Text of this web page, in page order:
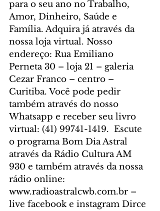
para o seu ano no Trabalho,
Amor, Dinheiro, Saúde e
Família. Adquira já através da
nossa loja virtual. Nosso
endereço: Rua Emiliano
Perneta 30 – loja 21 – galeria
Cezar Franco – centro –
Curitiba. Você pode pedir
também através do nosso
Whatsapp e receber seu livro
virtual: (41) 99741-1419.  Escute
o programa Bom Dia Astral
através da Rádio Cultura AM
930 e também através da nossa
rádio online:
www.radioastralcwb.com.br –
live facebook e instagram Dirce